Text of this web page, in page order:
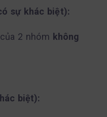
sự khác biệt):
2 nhóm không
biệt):